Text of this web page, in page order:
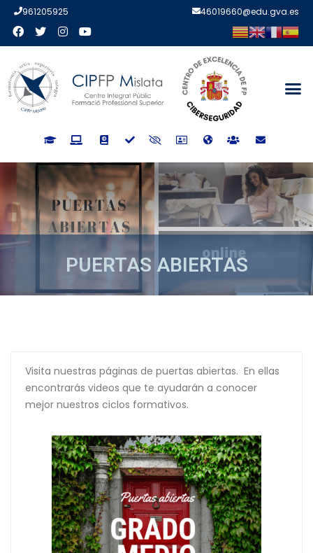
961205925 46019660@edu.gva.es
PUERTAS ABIERTAS
Visita nuestras páginas de puertas abiertas. En ellas
encontrarás videos que te ayudarán a conocer
mejor nuestros ciclos formativos.